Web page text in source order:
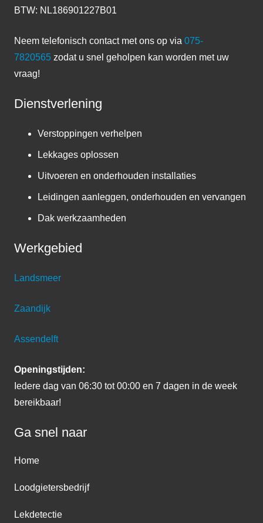
BTW: NL186901227B01
Neem telefonisch contact met ons op via 075-
7820565 zodat u snel geholpen kan worden met uw
vraag!
Dienstverlening
Verstoppingen verhelpen
Lekkages oplossen
Uitvoeren en onderhouden installaties
Leidingen aanleggen, onderhouden en vervangen
Dak werkzaamheden
Werkgebied
Landsmeer
Zaandijk
Assendelft
Openingstijden:
Iedere dag van 06:30 tot 00:00 en 7 dagen in de week
bereikbaar!
Ga snel naar
Home
Loodgietersbedrijf
Lekdetectie